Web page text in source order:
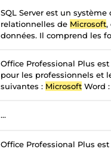
SQL Server est un
relationnelles de Microsoft,
données. Il comprend les
Office Professional Plus
pour les professionnels et
suivantes : Microsoft Word
...
Office Professional Plus